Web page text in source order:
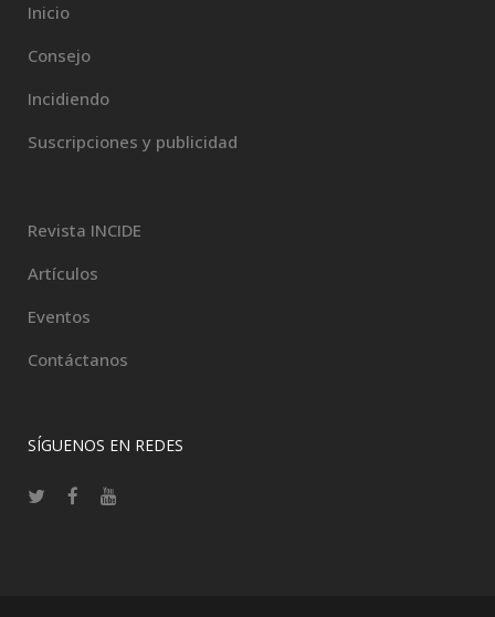
Inicio
Consejo
Incidiendo
Suscripciones y publicidad
Revista INCIDE
Artículos
Eventos
Contáctanos
SÍGUENOS EN REDES